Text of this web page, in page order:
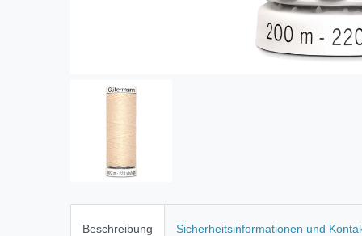
Beschreibung Sicherheitsinformationen und